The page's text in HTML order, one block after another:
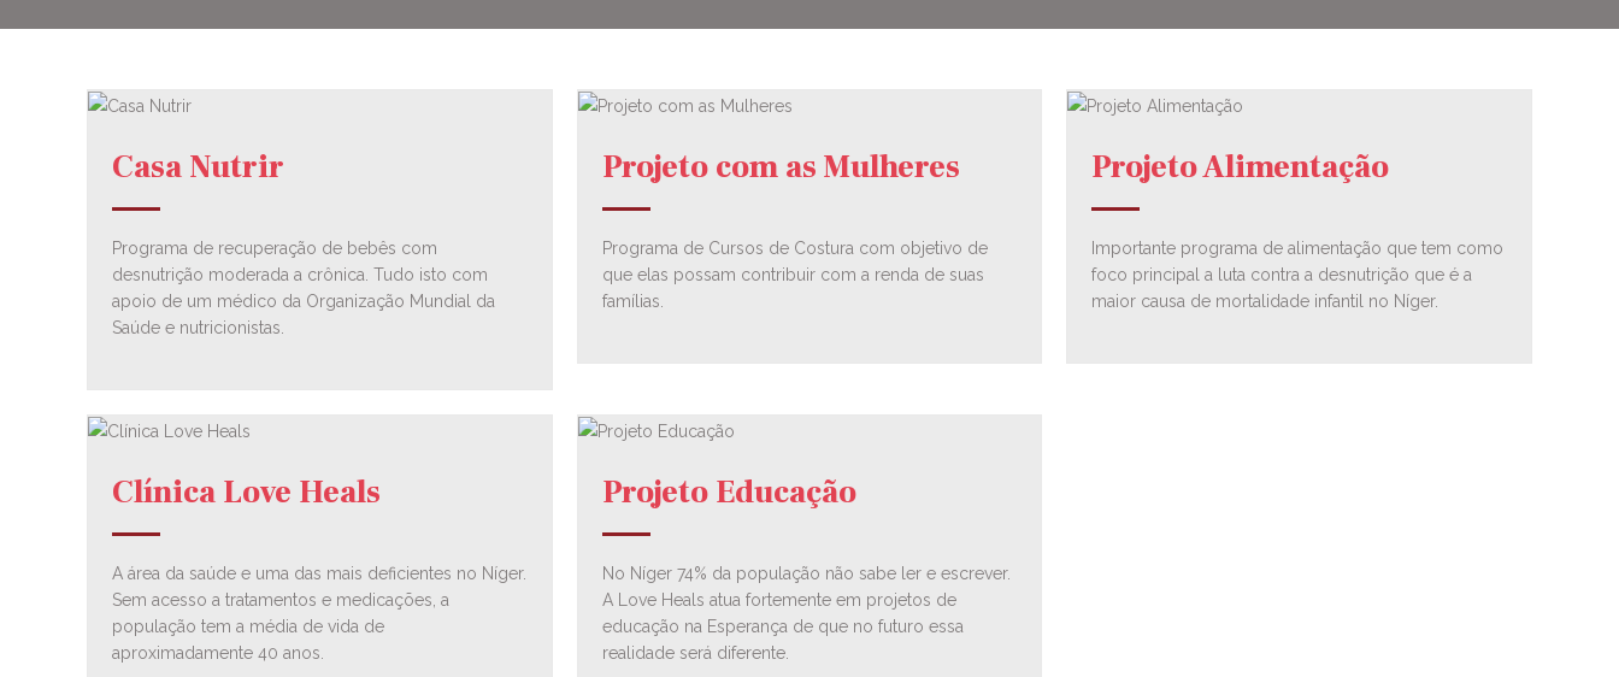
Casa Nutrir
Programa de recuperação de bebês com
desnutrição moderada a crônica. Tudo isto com
apoio de um médico da Organização Mundial da
Saúde e nutricionistas.
Projeto com as Mulheres
Programa de Cursos de Costura com objetivo de
que elas possam contribuir com a renda de suas
famílias.
Projeto Alimentação
Importante programa de alimentação que tem como
foco principal a luta contra a desnutrição que é a
maior causa de mortalidade infantil no Níger.
Clínica Love Heals
A área da saúde e uma das mais deficientes no Níger.
Sem acesso a tratamentos e medicações, a
população tem a média de vida de
aproximadamente 40 anos.
Projeto Educação
No Níger 74% da população não sabe ler e escrever.
A Love Heals atua fortemente em projetos de
educação na Esperança de que no futuro essa
realidade será diferente.